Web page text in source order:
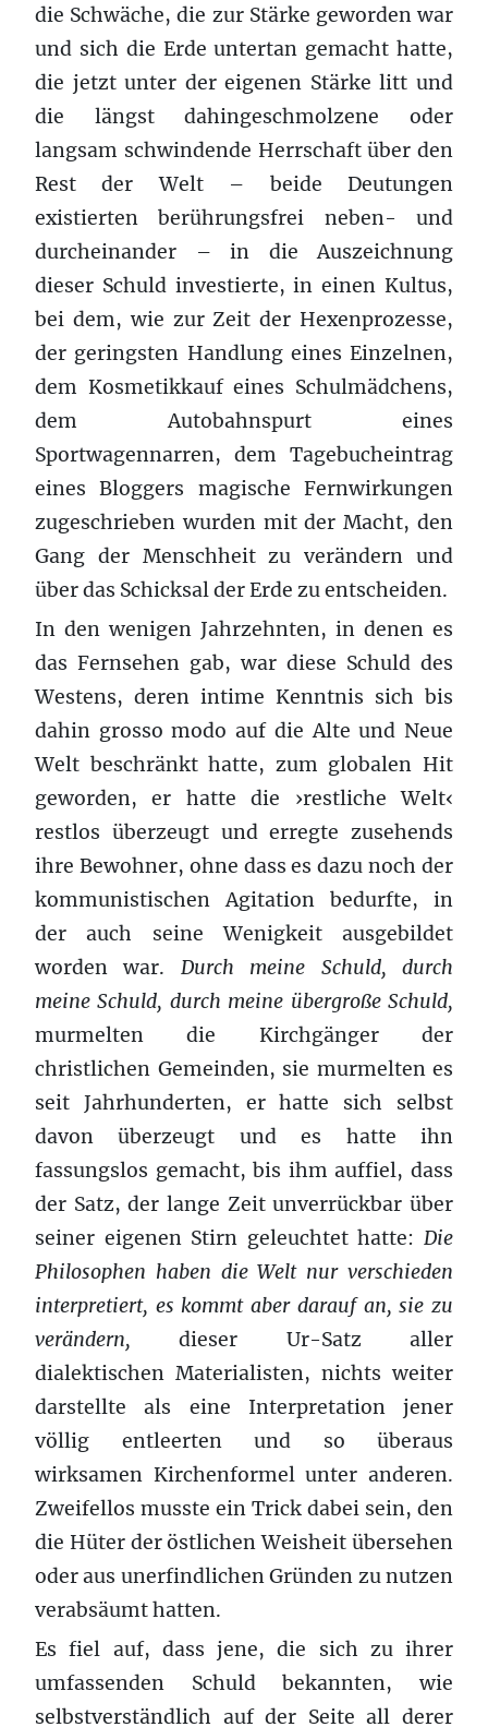
die Schwäche, die zur Stärke geworden war
und sich die Erde untertan gemacht hatte,
die jetzt unter der eigenen Stärke litt und
die längst dahingeschmolzene oder
langsam schwindende Herrschaft über den
Rest der Welt – beide Deutungen
existierten berührungsfrei neben- und
durcheinander – in die Auszeichnung
dieser Schuld investierte, in einen Kultus,
bei dem, wie zur Zeit der Hexenprozesse,
der geringsten Handlung eines Einzelnen,
dem Kosmetikkauf eines Schulmädchens,
dem Autobahnspurt eines
Sportwagennarren, dem Tagebucheintrag
eines Bloggers magische Fernwirkungen
zugeschrieben wurden mit der Macht, den
Gang der Menschheit zu verändern und
über das Schicksal der Erde zu entscheiden.
In den wenigen Jahrzehnten, in denen es
das Fernsehen gab, war diese Schuld des
Westens, deren intime Kenntnis sich bis
dahin grosso modo auf die Alte und Neue
Welt beschränkt hatte, zum globalen Hit
geworden, er hatte die ›restliche Welt‹
restlos überzeugt und erregte zusehends
ihre Bewohner, ohne dass es dazu noch der
kommunistischen Agitation bedurfte, in
der auch seine Wenigkeit ausgebildet
worden war. Durch meine Schuld, durch
meine Schuld, durch meine übergroße Schuld,
murmelten die Kirchgänger der
christlichen Gemeinden, sie murmelten es
seit Jahrhunderten, er hatte sich selbst
davon überzeugt und es hatte ihn
fassungslos gemacht, bis ihm auffiel, dass
der Satz, der lange Zeit unverrückbar über
seiner eigenen Stirn geleuchtet hatte: Die
Philosophen haben die Welt nur verschieden
interpretiert, es kommt aber darauf an, sie zu
verändern, dieser Ur-Satz aller
dialektischen Materialisten, nichts weiter
darstellte als eine Interpretation jener
völlig entleerten und so überaus
wirksamen Kirchenformel unter anderen.
Zweifellos musste ein Trick dabei sein, den
die Hüter der östlichen Weisheit übersehen
oder aus unerfindlichen Gründen zu nutzen
verabsäumt hatten.
Es fiel auf, dass jene, die sich zu ihrer
umfassenden Schuld bekannten, wie
selbstverständlich auf der Seite all derer